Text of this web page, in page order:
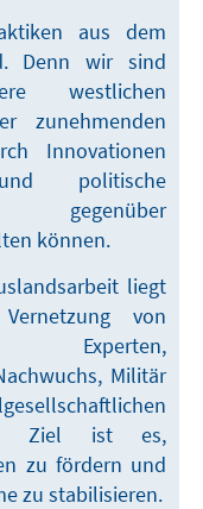
aus dem
Denn wir sind
westlichen
zunehmenden
Innovationen
politische
gegenüber
können.
liegt
von
Experten,
Militär
Ziel ist es,
zu fördern und
zu stabilisieren.